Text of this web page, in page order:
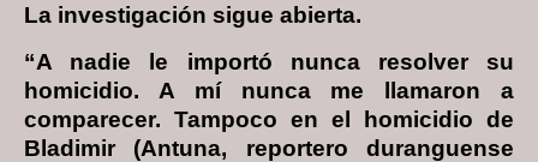
La investigación sigue abierta.
“A nadie le importó nunca resolver su
homicidio. A mí nunca me llamaron a
comparecer. Tampoco en el homicidio de
Bladimir (Antuna, reportero duranguense